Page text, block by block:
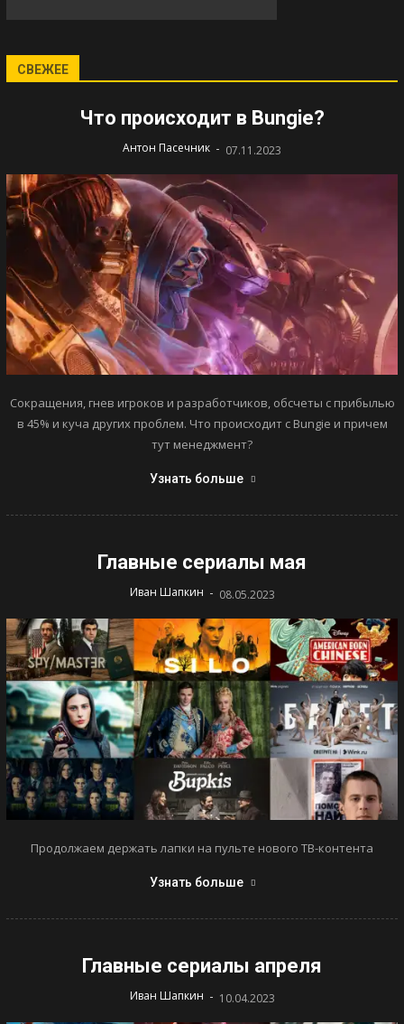
СВЕЖЕЕ
Что происходит в Bungie?
Антон Пасечник - 07.11.2023
Сокращения, гнев игроков и разработчиков, обсчеты с прибылью
в 45% и куча других проблем. Что происходит с Bungie и причем
тут менеджмент?
Узнать больше
Главные сериалы мая
Иван Шапкин - 08.05.2023
Продолжаем держать лапки на пульте нового ТВ-контента
Узнать больше
Главные сериалы апреля
Иван Шапкин - 10.04.2023